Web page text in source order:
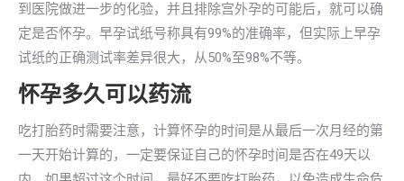
到医院做进一步的化验，并且排除宫外孕的可能后，就可以确
定是否怀孕。早孕试纸号称具有99%的准确率，但实际上早孕
试纸的正确测试率差异很大，从50%至98%不等。
怀孕多久可以药流
吃打胎药时需要注意，计算怀孕的时间是从最后一次月经的第
一天开始计算的，一定要保证自己的怀孕时间是否在49天以